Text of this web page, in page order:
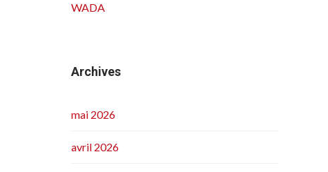
WADA
Archives
mai 2026
avril 2026